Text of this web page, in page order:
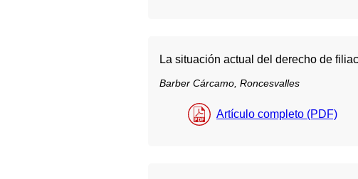
La situación actual del derecho de
Barber Cárcamo, Roncesvalles
Artículo completo (PDF)